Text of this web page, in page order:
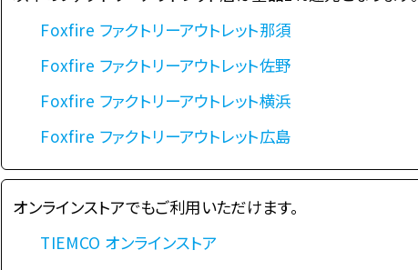
Foxfire ファクトリーアウトレット那須
Foxfire ファクトリーアウトレット佐野
Foxfire ファクトリーアウトレット横浜
Foxfire ファクトリーアウトレット広島
オンラインストアでもご利用いただけます。
TIEMCO オンラインストア